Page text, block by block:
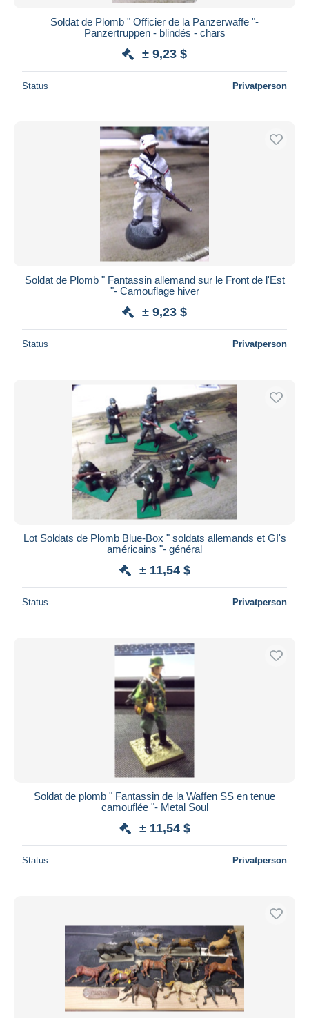
Soldat de Plomb " Officier de la Panzerwaffe "-
Panzertruppen - blindés - chars
± 9,23 $
Status Privatperson
Soldat de Plomb " Fantassin allemand sur le Front de l'Est
"- Camouflage hiver
± 9,23 $
Status Privatperson
Lot Soldats de Plomb Blue-Box " soldats allemands et GI's
américains "- général
± 11,54 $
Status Privatperson
Soldat de plomb " Fantassin de la Waffen SS en tenue
camouflée "- Metal Soul
± 11,54 $
Status Privatperson